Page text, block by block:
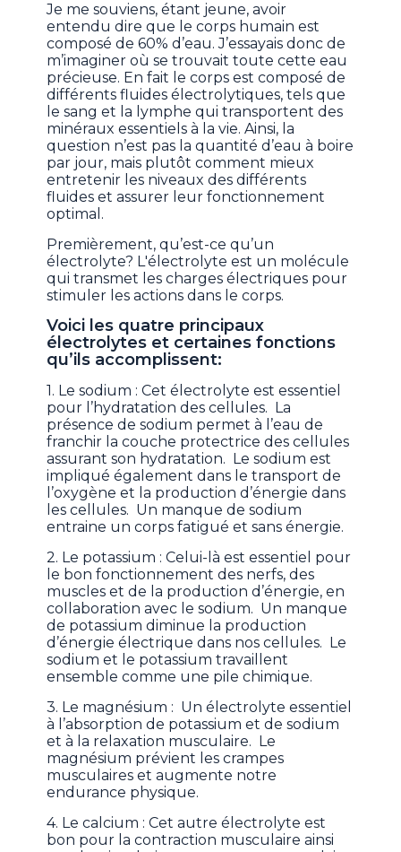
Je me souviens, étant jeune, avoir
entendu dire que le corps humain est
composé de 60% d’eau. J’essayais donc de
m’imaginer où se trouvait toute cette eau
précieuse. En fait le corps est composé de
différents fluides électrolytiques, tels que
le sang et la lymphe qui transportent des
minéraux essentiels à la vie. Ainsi, la
question n’est pas la quantité d’eau à boire
par jour, mais plutôt comment mieux
entretenir les niveaux des différents
fluides et assurer leur fonctionnement
optimal.
Premièrement, qu’est-ce qu’un
électrolyte? L'électrolyte est un molécule
qui transmet les charges électriques pour
stimuler les actions dans le corps.
Voici les quatre principaux
électrolytes et certaines fonctions
qu’ils accomplissent:
1. Le sodium : Cet électrolyte est essentiel
pour l’hydratation des cellules. La
présence de sodium permet à l’eau de
franchir la couche protectrice des cellules
assurant son hydratation. Le sodium est
impliqué également dans le transport de
l’oxygène et la production d’énergie dans
les cellules. Un manque de sodium
entraine un corps fatigué et sans énergie.
2. Le potassium : Celui-là est essentiel pour
le bon fonctionnement des nerfs, des
muscles et de la production d’énergie, en
collaboration avec le sodium. Un manque
de potassium diminue la production
d’énergie électrique dans nos cellules. Le
sodium et le potassium travaillent
ensemble comme une pile chimique.
3. Le magnésium : Un électrolyte essentiel
à l’absorption de potassium et de sodium
et à la relaxation musculaire. Le
magnésium prévient les crampes
musculaires et augmente notre
endurance physique.
4. Le calcium : Cet autre électrolyte est
bon pour la contraction musculaire ainsi